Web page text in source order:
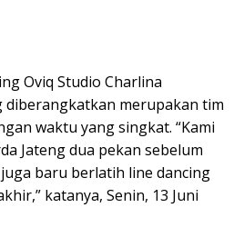
Oviq Studio Charlina
diberangkatkan merupakan tim
waktu yang singkat. “Kami
Jateng dua pekan sebelum
baru berlatih line dancing
katanya, Senin, 13 Juni